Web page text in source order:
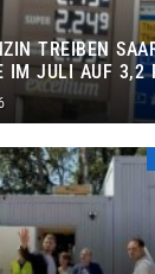
TREIBEN
IM JULI AUF 3,2